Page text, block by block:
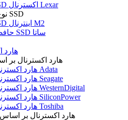
SSD اکسترنال Lexar
نوع حافظه SSD
SSD اینترنال M2
حافظه SSD ساتا
هارد
هارد اکسترنال بر
هارد اکسترنال Adata
هارد اکسترنال Seagate
هارد اکسترنال WesternDigital
هارد اکسترنال SiliconPower
هارد اکسترنال Toshiba
هارد اکسترنال بر